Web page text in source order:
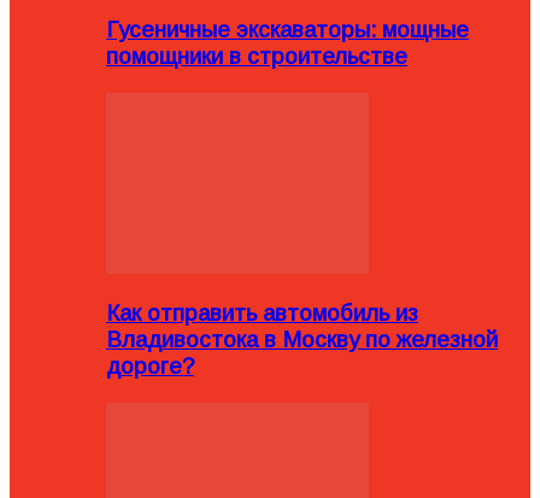
Гусеничные экскаваторы: мощные
помощники в строительстве
Как отправить автомобиль из
Владивостока в Москву по железной
дороге?